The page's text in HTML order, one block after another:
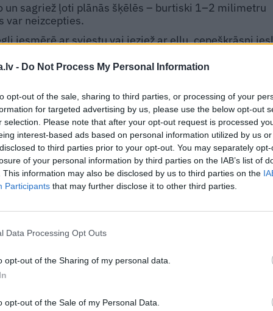
- Do Not Process My Personal Information
opt-out of the sale, sharing to third parties, or processing of your
for targeted advertising by us, please use the below opt-out
selection. Please note that after your opt-out request is processed
interest-based ads based on personal information utilized by us
to third parties prior to your opt-out. You may separately
of your personal information by third parties on the IAB’s list of
This information may also be disclosed by us to third parties on the
Participants that may further disclose it to other third parties.
Data Processing Opt Outs
opt-out of the Sharing of my personal data.
opt-out of the Sale of my Personal Data.
un sagriež ļoti plānās šķēlēs – burtiski 1–2 milimetru
var neizcepties.
iesmērē ar sviestu vai ieziež ar eļļu, cepeškrāsni
plānās kartupeļu šķēlītes kā zvīņas, rēķinoties, ka
kārtas liek malto gaļu, tad atkal kartupeļu zvīņas,
– atkal kartupeļus.
saldo krējumu un pienu, pieber sāli un melnos
sacepumam, trauku pārklāj ar foliju un šauj krāsnī
pārkaisa sacepumu ar rīvētu sieru un ieliek krāsnī
GAĻU: